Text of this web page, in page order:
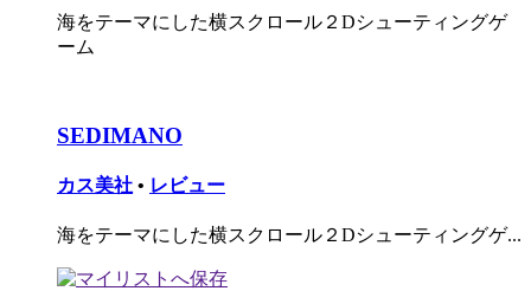
海をテーマにした横スクロール２Dシューティングゲ
ーム
SEDIMANO
カス美社 • レビュー
海をテーマにした横スクロール２Dシューティングゲ...